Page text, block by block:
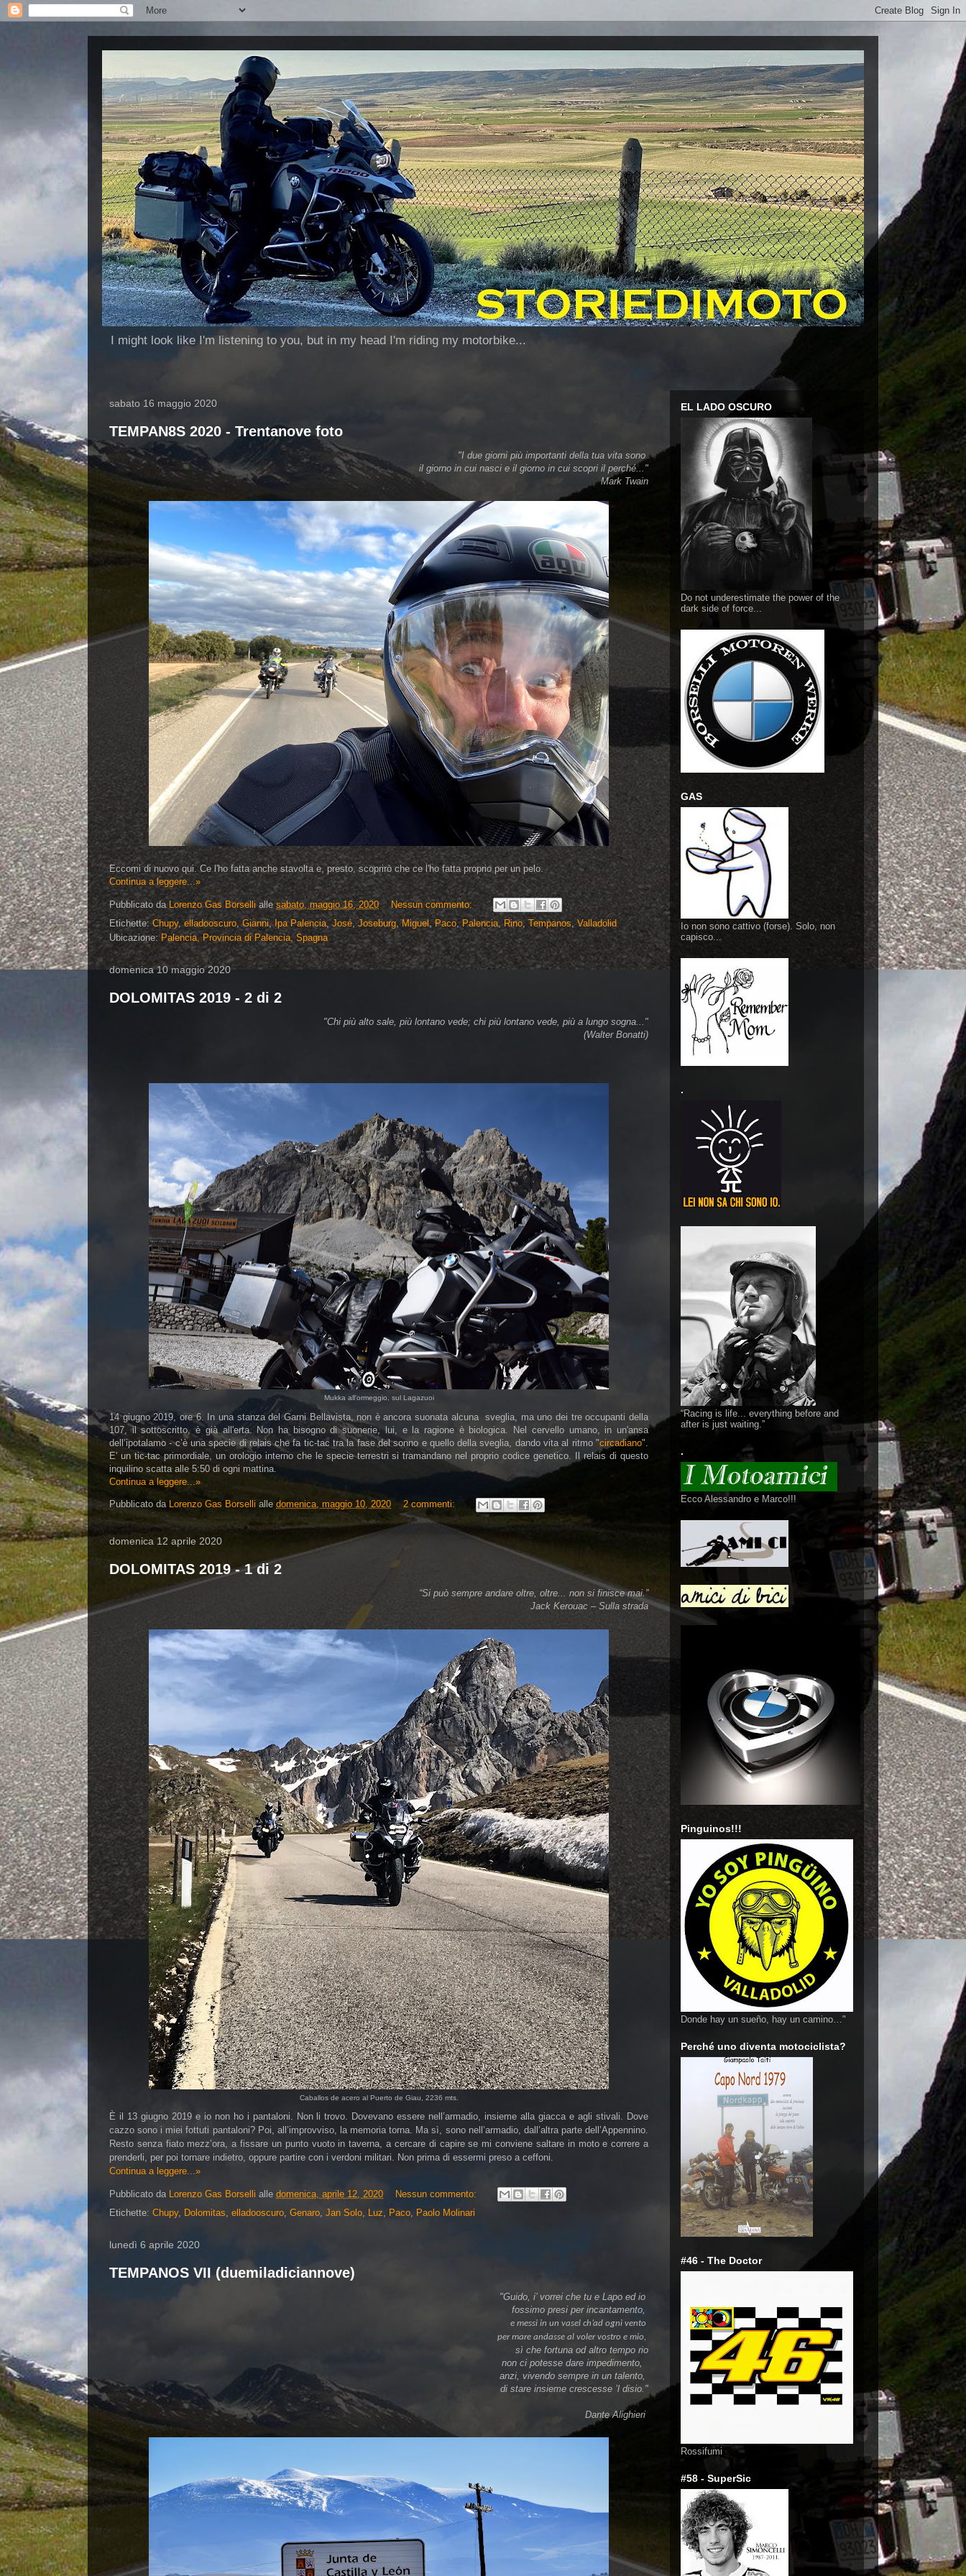
I might look like I'm listening to you, but in my head I'm riding my motorbike...
sabato 16 maggio 2020
TEMPAN8S 2020 - Trentanove foto
"I due giorni più importanti della tua vita sono
il giorno in cui nasci e il giorno in cui scopri il perché..."
Mark Twain
Eccomi di nuovo qui. Ce l'ho fatta anche stavolta e, presto, scoprirò che ce l'ho fatta proprio per un pelo.
Continua a leggere...»
Pubblicato da Lorenzo Gas Borselli allesabato, maggio 16, 2020
Nessun commento:
Etichette: Chupy,elladooscuro,Gianni, Ipa Palencia,José,Joseburg,Miguel,Paco, Palencia,Rino, Tempanos,Valladolid
Ubicazione: Palencia, Provincia di Palencia, Spagna
domenica 10 maggio 2020
DOLOMITAS 2019 - 2 di 2
"Chi più alto sale, più lontano vede; chi più lontano vede, più a lungo sogna..."
(Walter Bonatti)
Mukka all'ormeggio, sul Lagazuoi
14 giugno 2019, ore 6.
In una stanza del Garni Bellavista, non è ancora suonata alcuna sveglia, ma uno dei tre occupanti della
107, il sottoscritto, è già all'erta. Non ha bisogno di suonerie, lui, e la ragione è biologica.
Nel cervello umano, in un'ansa
dell’ipotalamo - c’è una specie di relais che fa tic-tac tra la fase del sonno e quello della sveglia, dando vita al ritmo "circadiano".
E' un tic-tac primordiale, un orologio interno che le specie terrestri si tramandano nel proprio codice genetico. Il relais di questo
inquilino scatta alle 5:50 di ogni mattina.
Continua a leggere...»
Pubblicato da Lorenzo Gas Borselli alle domenica, maggio 10, 2020 2 commenti:
domenica 12 aprile 2020
DOLOMITAS 2019 - 1 di 2
“Si può sempre andare oltre, oltre... non si finisce mai.”
Jack Kerouac – Sulla strada
Caballos de acero al Puerto de Giau, 2236 mts.
È il 13 giugno 2019 e io non ho i pantaloni. Non li trovo. Dovevano essere nell’armadio, insieme alla giacca e agli stivali. Dove
cazzo sono i miei fottuti pantaloni? Poi, all’improvviso, la memoria torna. Ma sì, sono nell’armadio, dall’altra parte dell’Appennino.
Resto senza fiato mezz’ora, a fissare un punto vuoto in taverna, a cercare di capire se mi conviene saltare in moto e correre a
prenderli, per poi tornare indietro, oppure partire con i verdoni militari. Non prima di essermi preso a ceffoni.
Continua a leggere...»
Pubblicato da Lorenzo Gas Borselli alle domenica, aprile 12, 2020
Nessun commento:
Etichette: Chupy, Dolomitas, elladooscuro, Genaro, Jan Solo, Luz, Paco, Paolo Molinari
lunedì 6 aprile 2020
TEMPANOS VII (duemiladiciannove)
"Guido, i’ vorrei che tu e Lapo ed io
fossimo presi per incantamento,
e messi in un vasel ch’ad ogni vento
per mare andasse al voler vostro e mio,
sì che fortuna od altro tempo rio
non ci potesse dare impedimento,
anzi, vivendo sempre in un talento,
di stare insieme crescesse ’l disio."
Dante Alighieri
EL LADO OSCURO
Do not underestimate the power of the
dark side of force...
GAS
Io non sono cattivo (forse). Solo, non
capisco...
.
“Racing is life... everything before and
after is just waiting.”
.
Ecco Alessandro e Marco!!!
Pinguinos!!!
Donde hay un sueño, hay un camino…"
Perché uno diventa motociclista?
#46 - The Doctor
Rossifumi
#58 - SuperSic